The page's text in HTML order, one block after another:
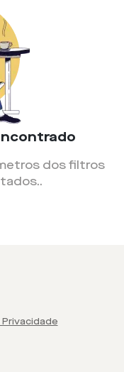
dos filtros
.
Privacidade